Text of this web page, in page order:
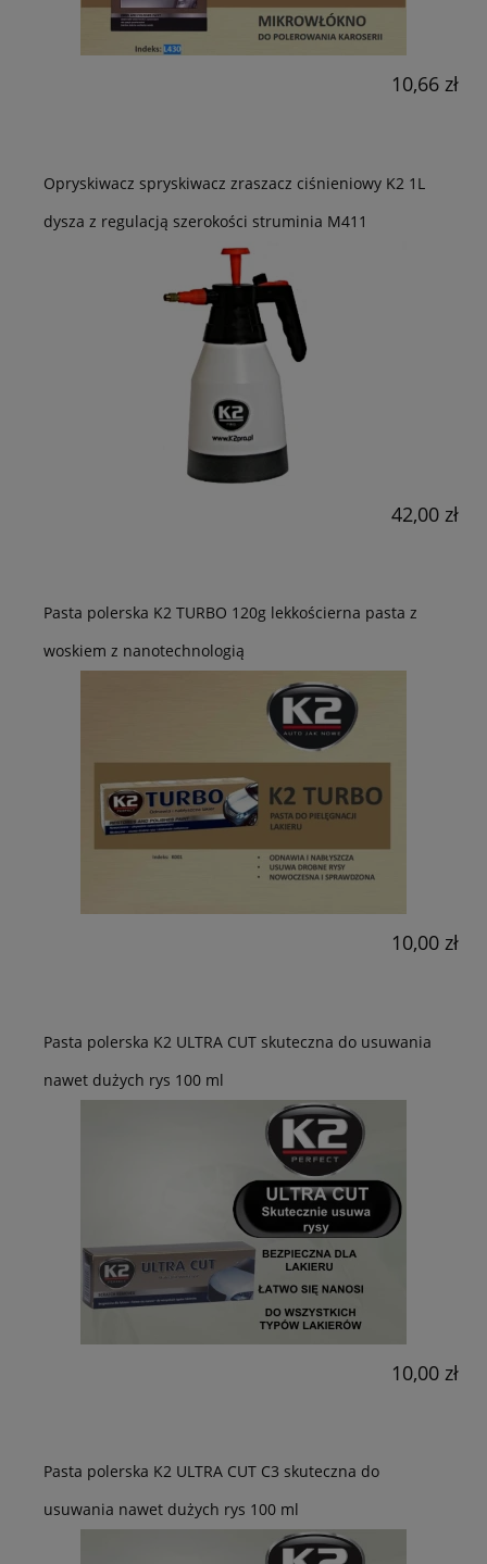
10,66 zł
Opryskiwacz spryskiwacz zraszacz ciśnieniowy K2 1L
dysza z regulacją szerokości struminia M411
42,00 zł
Pasta polerska K2 TURBO 120g lekkościerna pasta z
woskiem z nanotechnologią
10,00 zł
Pasta polerska K2 ULTRA CUT skuteczna do usuwania
nawet dużych rys 100 ml
10,00 zł
Pasta polerska K2 ULTRA CUT C3 skuteczna do
usuwania nawet dużych rys 100 ml